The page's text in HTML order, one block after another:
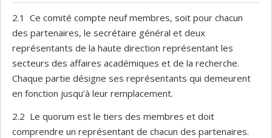
2.1 Ce comité compte neuf membres, soit pour chacun
des partenaires, le secrétaire général et deux
représentants de la haute direction représentant les
secteurs des affaires académiques et de la recherche.
Chaque partie désigne ses représentants qui demeurent
en fonction jusqu’à leur remplacement.
2.2 Le quorum est le tiers des membres et doit
comprendre un représentant de chacun des partenaires.